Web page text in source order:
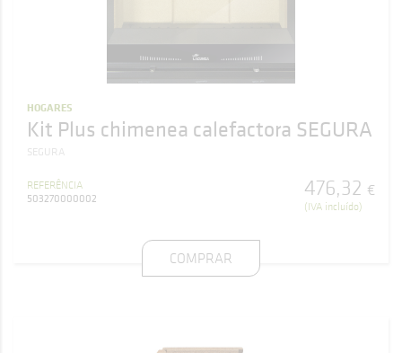
HOGARES
Kit Plus chimenea calefactora SEGURA
SEGURA
REFERÊNCIA
503270000002
476,32 €
(IVA incluído)
COMPRAR